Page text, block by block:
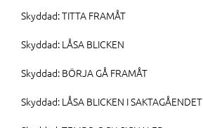
Skyddad: TITTA FRAMÅT
Skyddad: LÅSA BLICKEN
Skyddad: BÖRJA GÅ FRAMÅT
Skyddad: LÅSA BLICKEN I SAKTAGÅENDET